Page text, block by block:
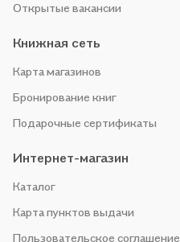
Открытые вакансии
Книжная сеть
Карта магазинов
Бронирование книг
Подарочные сертификаты
Интернет-магазин
Каталог
Карта пунктов выдачи
Пользовательское соглашение